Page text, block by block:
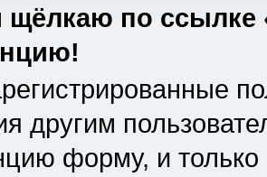
щёлкаю по ссылке
другим
форму, и только